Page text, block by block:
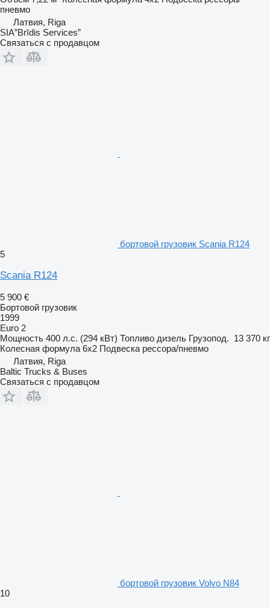
пневмо
Латвия, Riga
SIA”Brīdis Services”
Связаться с продавцом
бортовой грузовик Scania R124
5
Scania R124
5 900 €
Бортовой грузовик
1999
Euro 2
Мощность 400 л.с. (294 кВт) Топливо дизель Грузопод. 13 370 кг
Колесная формула 6x2 Подвеска рессора/пневмо
Латвия, Riga
Baltic Trucks & Buses
Связаться с продавцом
бортовой грузовик Volvo N84
10